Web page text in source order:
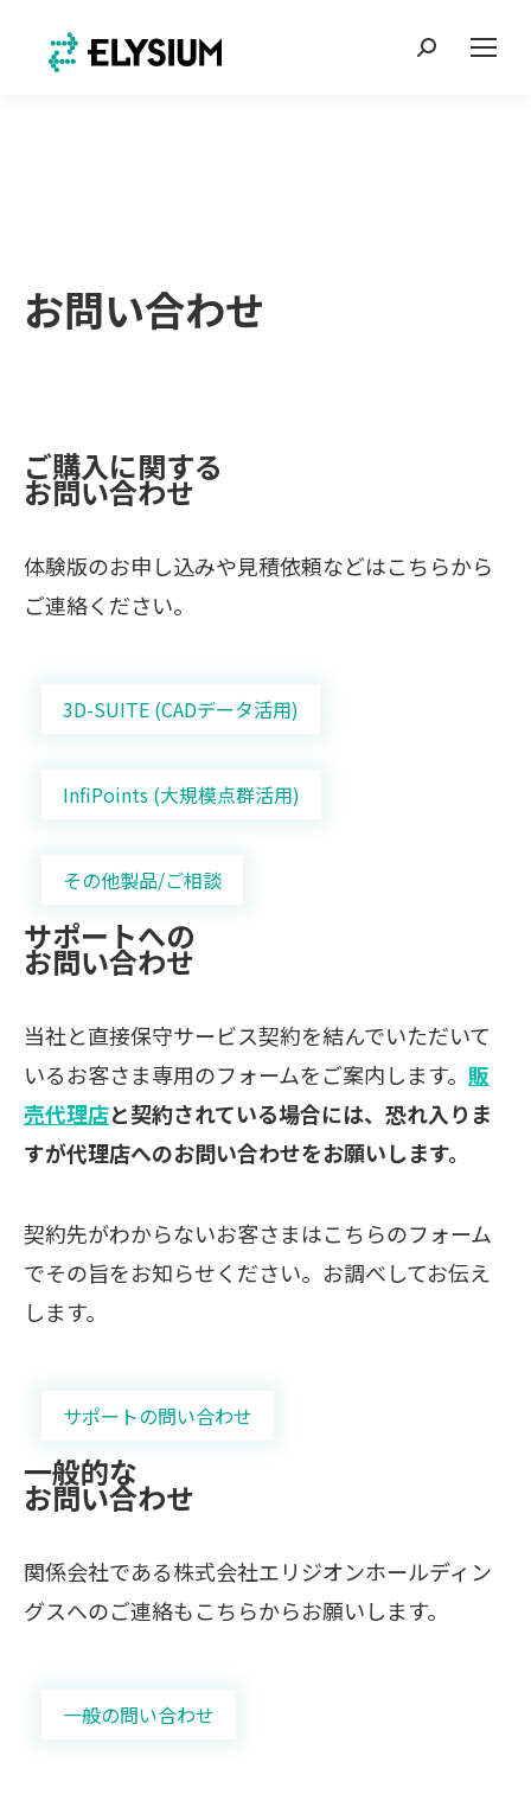
Search:
お問い合わせ
ご購入に関する
お問い合わせ
体験版のお申し込みや見積依頼などはこちらから
ご連絡ください。
3D-SUITE (CADデータ活用)
InfiPoints (大規模点群活用)
その他製品/ご相談
サポートへの
お問い合わせ
当社と直接保守サービス契約を結んでいただいて
いるお客さま専用のフォームをご案内します。 販
売代理店と契約されている場合には、恐れ入りま
すが代理店へのお問い合わせをお願いします。
契約先がわからないお客さまはこちらのフォーム
でその旨をお知らせください。お調べしてお伝え
します。
サポートの問い合わせ
一般的な
お問い合わせ
関係会社である株式会社エリジオンホールディン
グスへのご連絡もこちらからお願いします。
一般の問い合わせ